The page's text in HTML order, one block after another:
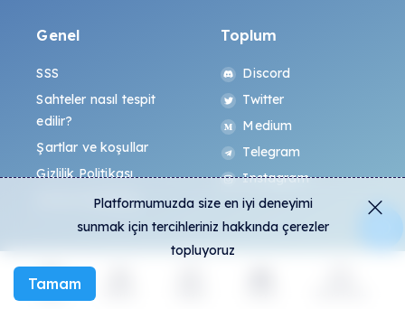
Keşfet
Genel
SSS
Sahteler nasıl tespit
edilir?
Şartlar ve koşullar
Gizlilik Politikası
All-Art Protokolü
Toplum
Discord
Twitter
Medium
Telegram
Instagram
Platformumuzda size en iyi deneyimi
sunmak için tercihleriniz hakkında çerezler
topluyoruz
Tamam